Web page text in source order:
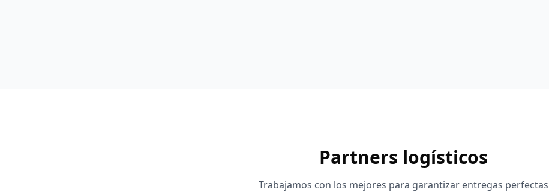
Partners logísticos
Trabajamos con los mejores para garantizar entregas perfectas